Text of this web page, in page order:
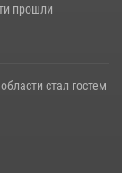
прошли
стал гостем